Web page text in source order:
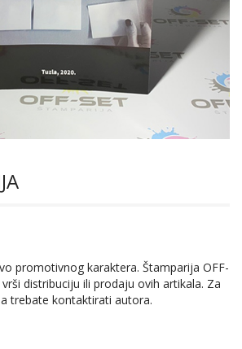
promotivnog karaktera. Štamparija OFF-
distribuciju ili prodaju ovih artikala. Za
trebate kontaktirati autora.